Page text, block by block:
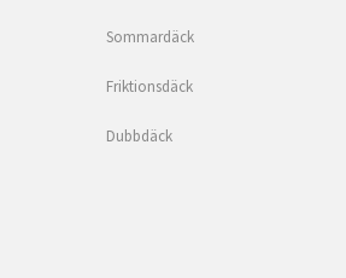
Sommardäck
Friktionsdäck
Dubbdäck